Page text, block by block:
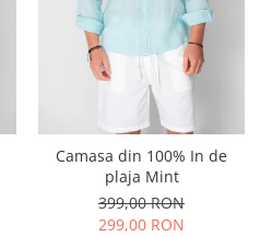
Camasa din 100% In de
plaja Mint
399,00 RON
299,00 RON